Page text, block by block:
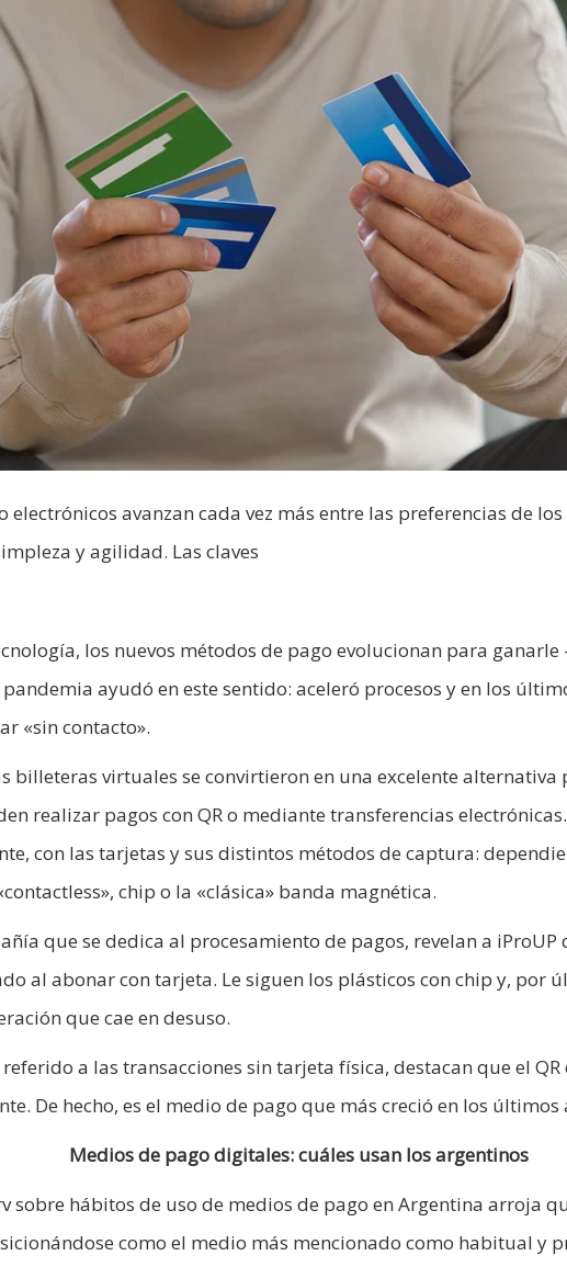
electrónicos avanzan cada vez más entre las preferencias de
y agilidad. Las claves
los nuevos métodos de pago evolucionan para ganarle
ayudó en este sentido: aceleró procesos y en los
«sin contacto».
billeteras virtuales se convirtieron en una excelente alternativa
realizar pagos con QR o mediante transferencias
con las tarjetas y sus distintos métodos de captura:
chip o la «clásica» banda magnética.
que se dedica al procesamiento de pagos, revelan a iProUP
al abonar con tarjeta. Le siguen los plásticos con chip y, por
que cae en desuso.
a las transacciones sin tarjeta física, destacan que el
De hecho, es el medio de pago que más creció en los últimos
Medios de pago digitales: cuáles usan los argentinos
sobre hábitos de uso de medios de pago en Argentina arroja
como el medio más mencionado como habitual y